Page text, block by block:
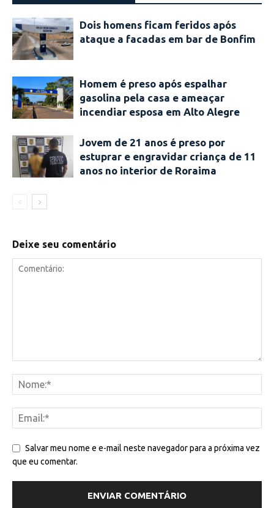
Dois homens ficam feridos após
ataque a facadas em bar de Bonfim
Homem é preso após espalhar
gasolina pela casa e ameaçar
incendiar esposa em Alto Alegre
Jovem de 21 anos é preso por
estuprar e engravidar criança de 11
anos no interior de Roraima
Deixe seu comentário
Salvar meu nome e e-mail neste navegador para a próxima vez
que eu comentar.